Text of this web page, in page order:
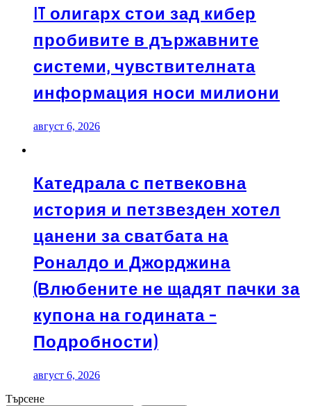
IT олигарх стои зад кибер
пробивите в държавните
системи, чувствителната
информация носи милиони
август 6, 2026
Катедрала с петвековна
история и петзвезден хотел
цанени за сватбата на
Роналдо и Джорджина
(Влюбените не щадят пачки за
купона на годината –
Подробности)
август 6, 2026
Търсене